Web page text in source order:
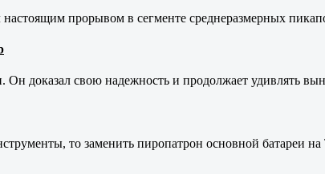
прорывом в сегменте среднеразмерных
доказал свою надежность и продолжает удивлять
то заменить пиропатрон основной батареи